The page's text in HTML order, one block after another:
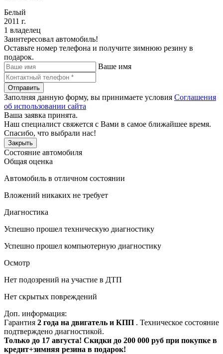
Белый
2011 г.
1 владелец
Заинтересовал автомобиль!
Оставьте номер телефона и получите зимнюю резину в
подарок.
Ваше имя
Отправить
Заполняя данную форму, вы принимаете условия Соглашения
об использовании сайта
Ваша заявка принята.
Наш специалист свяжется с Вами в самое ближайшее время.
Спасибо, что выбрали нас!
Закрыть
Состояние автомобиля
Общая оценка
Автомобиль в отличном состоянии
Вложений никаких не требует
Диагностика
Успешно прошел техническую диагностику
Успешно прошел компьютерную диагностику
Осмотр
Нет подозрений на участие в ДТП
Нет скрытых повреждений
Доп. информация:
Гарантия 2 года на двигатель и КПП . Техническое состояние
подтверждено диагностикой.
Только до 17 августа! Скидки до 200 000 руб при покупке в
кредит+зимняя резина в подарок!